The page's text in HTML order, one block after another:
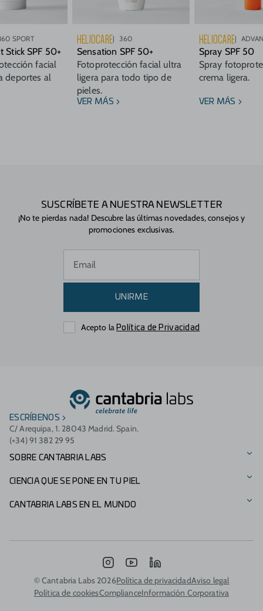
SPORT
Stick SPF 50+
facial
deportes al
HELIOCARE 360
Sensation SPF 50+
Fotoprotección facial ultra
ligera para todo tipo de
pieles.
VER MÁS
HELIOCARE
Spray SPF 50
Spray
crema ligera.
VER MÁS
SUSCRÍBETE A NUESTRA NEWSLETTER
¡No te pierdas nada! Descubre las últimas novedades, consejos y
promociones exclusivas.
UNIRME
Acepto laPolítica de Privacidad
ESCRÍBENOS
C/ Arequipa, 1. 28043 Madrid. Spain.
(+34) 91 382 29 95
SOBRE CANTABRIA LABS
Nuestra Historia
Visión, misión y valores
Compromiso medioambiental
Patrocinios
CIENCIA QUE SE PONE EN TU PIEL
Nuestras marcas
CANTABRIA LABS EN EL MUNDO
Portugal
Marruecos
INSTAGRAM
YOUTUBE
LINKEDIN
© Cantabria Labs 2026Política de privacidadAviso legal
Política de cookiesComplianceInformación Corporativa